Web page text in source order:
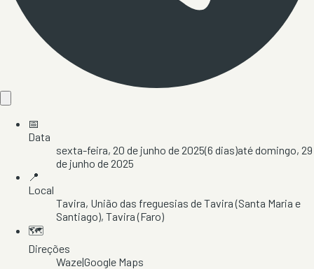
📅
Data
sexta-feira, 20 de junho de 2025(6 dias)atédomingo, 29
de junho de 2025
📍
Local
Tavira, União das freguesias de Tavira (Santa Maria e
Santiago), Tavira(Faro)
🗺️
Direções
Waze|Google Maps